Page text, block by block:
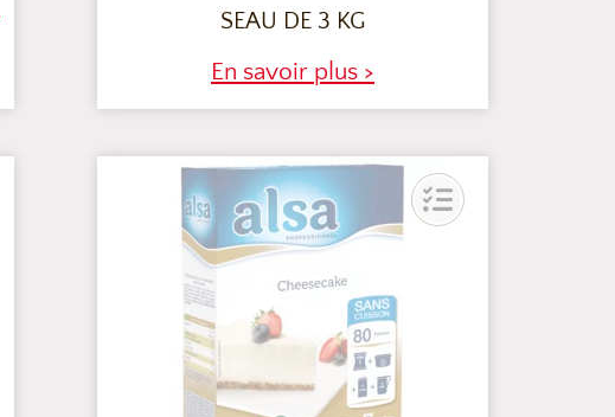
SEAU DE 3 KG
En savoir plus >